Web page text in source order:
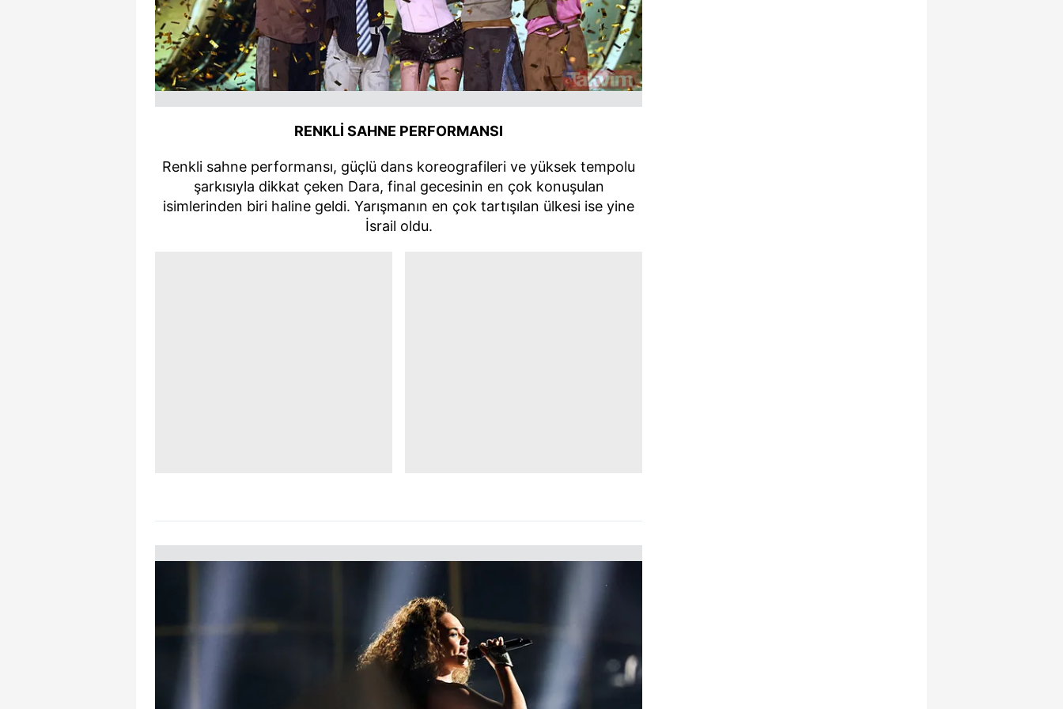
mevzuata uygun olarak kullanılan çerezlerle ilgili bilgi almak için lütfentıklayınız.
RENKLİ SAHNE PERFORMANSI
Renkli sahne performansı, güçlü dans koreografileri ve yüksek tempolu
şarkısıyla dikkat çeken Dara, final gecesinin en çok konuşulan
isimlerinden biri haline geldi. Yarışmanın en çok tartışılan ülkesi ise yine
İsrail oldu.